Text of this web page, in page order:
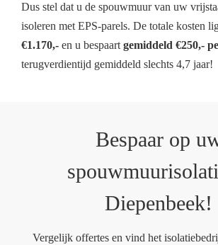
Dus stel dat u de spouwmuur van uw
isoleren met EPS-parels. De totale kosten
€1.170,- en u bespaartgemiddeld €250,-
terugverdientijd gemiddeld slechts 4,7 jaar!
Bespaar op
Diepenbeek!
Vergelijk offertes en vind het